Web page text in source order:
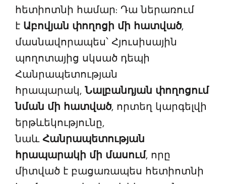
հետիոտնի համար: Դա ներառում
է Աբովյան փողոցի մի հատված,
մասնավորապես՝ Հյուսիսային
պողոտայից սկսած դեպի
Հանրապետության
հրապարակ, Նալբանդյան փողոցում
նման մի հատված, որտեղ կարգելվի
երթևեկությունը,
նաև Հանրապետության
հրապարակի մի մասում , որը
միտված է բացառապես հետիոտնի